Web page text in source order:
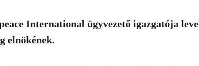
International ügyvezető igazgatója
elnökének.